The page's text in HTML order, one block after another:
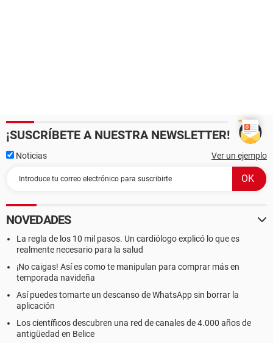
¡SUSCRÍBETE A NUESTRA NEWSLETTER!
Noticias Ver un ejemplo
NOVEDADES
La regla de los 10 mil pasos. Un cardiólogo explicó lo que es
realmente necesario para la salud
¡No caigas! Así es como te manipulan para comprar más en
temporada navideña
Así puedes tomarte un descanso de WhatsApp sin borrar la
aplicación
Los científicos descubren una red de canales de 4.000 años de
antigüedad en Belice